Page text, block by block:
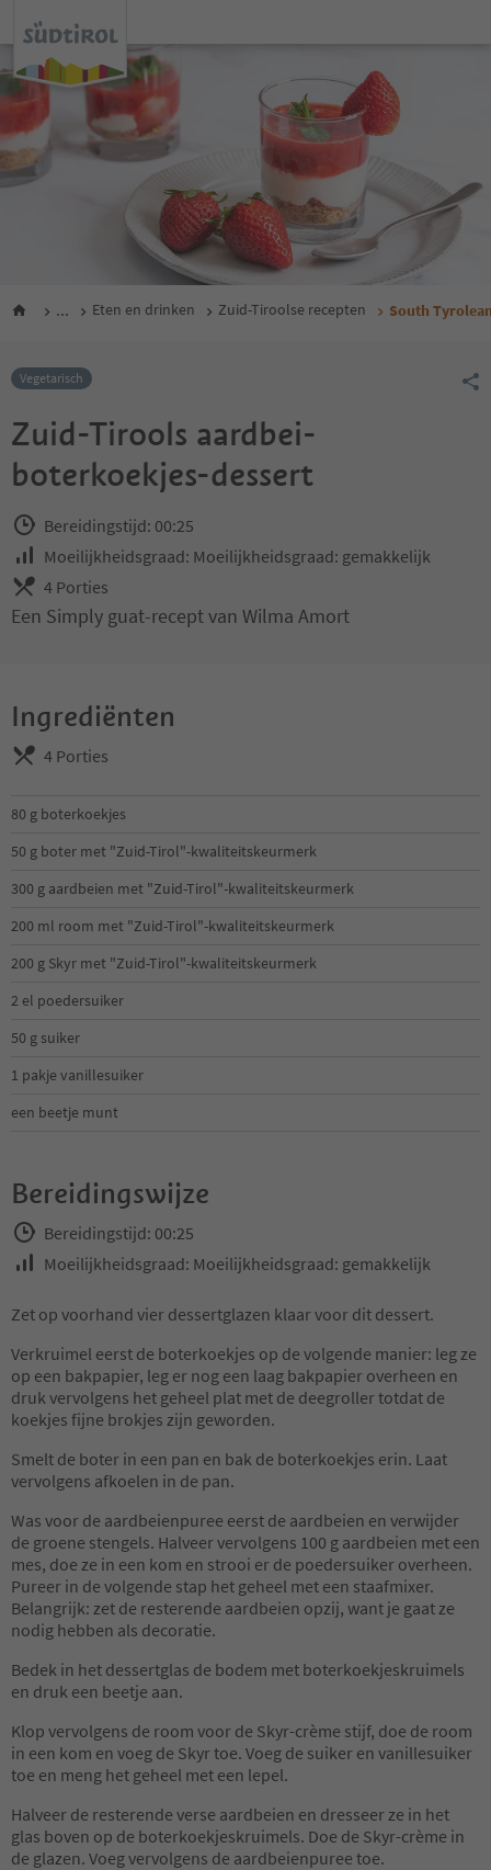
... Eten en drinken Zuid-Tiroolse recepten South
Vegetarisch
Zuid-Tirools aardbei-
boterkoekjes-dessert
Bereidingstijd: 00:25
Moeilijkheidsgraad: Moeilijkheidsgraad: gemakkelijk
4 Porties
Een Simply guat-recept van Wilma Amort
Ingrediënten
4 Porties
80 g boterkoekjes
50 g boter met "Zuid-Tirol"-kwaliteitskeurmerk
300 g aardbeien met "Zuid-Tirol"-kwaliteitskeurmerk
200 ml room met "Zuid-Tirol"-kwaliteitskeurmerk
200 g Skyr met "Zuid-Tirol"-kwaliteitskeurmerk
2 el poedersuiker
50 g suiker
1 pakje vanillesuiker
een beetje munt
Bereidingswijze
Bereidingstijd: 00:25
Moeilijkheidsgraad: Moeilijkheidsgraad: gemakkelijk
Zet op voorhand vier dessertglazen klaar voor dit dessert.
Verkruimel eerst de boterkoekjes op de volgende manier: leg ze
op een bakpapier, leg er nog een laag bakpapier overheen en
druk vervolgens het geheel plat met de deegroller totdat de
koekjes fijne brokjes zijn geworden.
Smelt de boter in een pan en bak de boterkoekjes erin. Laat
vervolgens afkoelen in de pan.
Was voor de aardbeienpuree eerst de aardbeien en verwijder
de groene stengels. Halveer vervolgens 100 g aardbeien met een
mes, doe ze in een kom en strooi er de poedersuiker overheen.
Pureer in de volgende stap het geheel met een staafmixer.
Belangrijk: zet de resterende aardbeien opzij, want je gaat ze
nodig hebben als decoratie.
Bedek in het dessertglas de bodem met boterkoekjeskruimels
en druk een beetje aan.
Klop vervolgens de room voor de Skyr-crème stijf, doe de room
in een kom en voeg de Skyr toe. Voeg de suiker en vanillesuiker
toe en meng het geheel met een lepel.
Halveer de resterende verse aardbeien en dresseer ze in het
glas boven op de boterkoekjeskruimels. Doe de Skyr-crème in
de glazen. Voeg vervolgens de aardbeienpuree toe.